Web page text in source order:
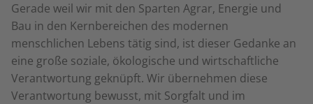
Gerade weil wir mit den Sparten Agrar, Energie und
Bau in den Kernbereichen des modernen
menschlichen Lebens tätig sind, ist dieser Gedanke an
eine große soziale, ökologische und wirtschaftliche
Verantwortung geknüpft. Wir übernehmen diese
Verantwortung bewusst, mit Sorgfalt und im